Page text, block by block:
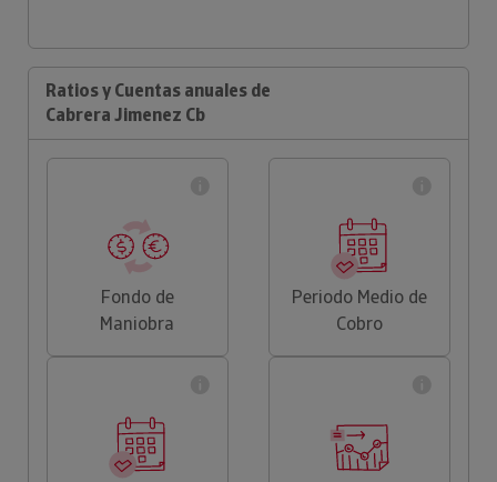
Ratios y Cuentas anuales de
Cabrera Jimenez Cb
Fondo de
Maniobra
Periodo Medio de
Cobro